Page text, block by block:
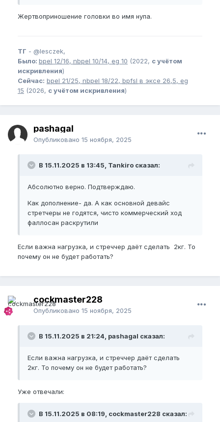
Жертвоприношение головки во имя нупа.
ТГ - @lesczek,
Было: bpel 12/16, nbpel 10/14, eg 10 (2022, с учётом
искривления)
Сейчас: bpel 21/25, nbpel 18/22, bpfsl в эксе 26,5, eg
15 (2026, с учётом искривления)
pashagal
Опубликовано 15 ноября, 2025
В 15.11.2025 в 13:45, Tankiro сказал:
Абсолютно верно. Подтверждаю.
Как дополнение- да. А как основной девайс
стретчеры не годятся, чисто коммерческий ход
фаллосан раскрутили
Если важна нагрузка, и стреччер даёт сделать 2кг. То
почему он не будет работать?
cockmaster228
Опубликовано 15 ноября, 2025
В 15.11.2025 в 21:24, pashagal сказал:
Если важна нагрузка, и стреччер даёт сделать
2кг. То почему он не будет работать?
Уже отвечали:
В 15.11.2025 в 08:19, cockmaster228 сказал: